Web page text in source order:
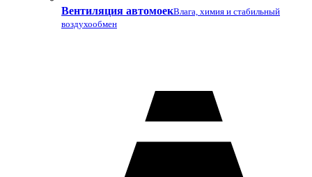
Вентиляция автомоекВлага, химия и стабильный
воздухообмен